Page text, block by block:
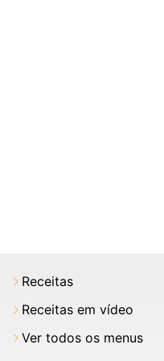
Receitas
Receitas em vídeo
Ver todos os menus